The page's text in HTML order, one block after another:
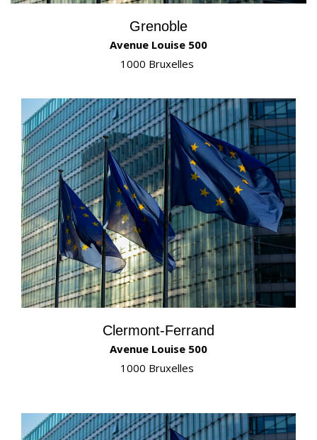
Grenoble
Avenue Louise 500
1000 Bruxelles
Clermont-Ferrand
Avenue Louise 500
1000 Bruxelles